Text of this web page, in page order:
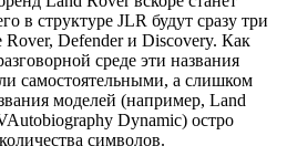
в структуре JLR будут сразу три
Defender и Discovery. Как
среде эти названия
самостоятельными, а слишком
моделей (например, Land
Dynamic) остро
символов.